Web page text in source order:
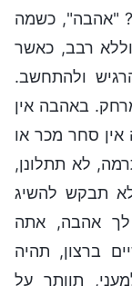
"אהבה", כשמה
רבב, כאשר
ולהתחשב.
באהבה אין
אין סחר מכר או
לא תתלונן,
תבקש להשיג
אהבה, אתה
ברצון, תהיה
תוותר על